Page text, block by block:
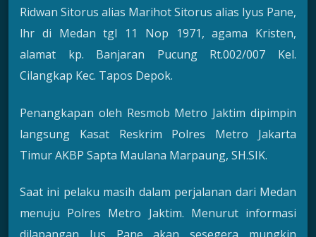
Ridwan Sitorus alias Marihot Sitorus alias Iyus Pane,
lhr di Medan tgl 11 Nop 1971, agama Kristen,
alamat kp. Banjaran Pucung Rt.002/007 Kel.
Cilangkap Kec. Tapos Depok.
Penangkapan oleh Resmob Metro Jaktim dipimpin
langsung Kasat Reskrim Polres Metro Jakarta
Timur AKBP Sapta Maulana Marpaung, SH.SIK.
Saat ini pelaku masih dalam perjalanan dari Medan
menuju Polres Metro Jaktim. Menurut informasi